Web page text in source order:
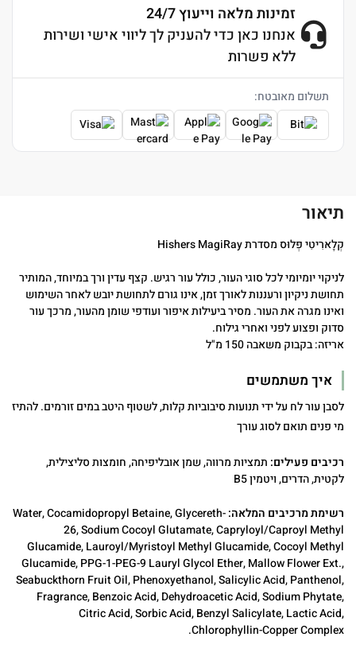
זמינות מלאה וייעוץ 24/7
אנחנו כאן כדי להעניק לך ליווי אישי ושירות
ללא פשרות
תשלום מאובטח:
תיאור
קְלָארִיטִי פְּלוּס מסדרת Hishers MagiRay
לניקוי יומיומי לכל סוגי העור, כולל עור רגיש. קצף עדין ורך במיוחד, המותיר
תחושת ניקיון ורעננות לאורך זמן, אינו גורם לתחושת יובש לאחר השימוש
ואינו מגרה את העור. מסיר ביעילות איפור ועודפי שומן מהעור, מרכך עור
סדוק ופצוע לפני ואחרי גילוח.
אריזה: בקבוק משאבה 150 מ"ל
איך משתמשים
לסבן עור לח על ידי תנועות סיבוביות קלות, לשטוף היטב במים זורמים. להתיז
מי פנים תואם לסוג עורך
רכיבים פעילים: תמציות מרווה, שמן אובליפיחה, חומצות סליצילית,
לקטית, הדרים, ויטמין B5
רשימת מרכיבים המלאה:Water, Cocamidopropyl Betaine, Glycereth-
26, Sodium Cocoyl Glutamate, Capryloyl/Caproyl Methyl
Glucamide, Lauroyl/Myristoyl Methyl Glucamide, Cocoyl Methyl
Glucamide, PPG-1-PEG-9 Lauryl Glycol Ether, Mallow Flower Ext.,
Seabuckthorn Fruit Oil, Phenoxyethanol, Salicylic Acid, Panthenol,
Fragrance, Benzoic Acid, Dehydroacetic Acid, Sodium Phytate,
Citric Acid, Sorbic Acid, Benzyl Salicylate, Lactic Acid,
Chlorophyllin-Copper Complex.